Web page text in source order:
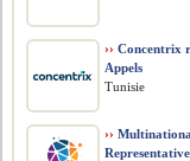
›› Concentrix
Appels
Tunisie
››